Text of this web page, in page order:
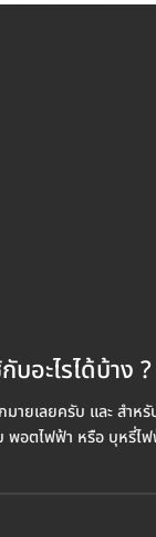
อะไรได้บ้าง ?
มายเลยครับ และ สำ
อตไฟฟ้า หรือ บุหรี่ไฟ